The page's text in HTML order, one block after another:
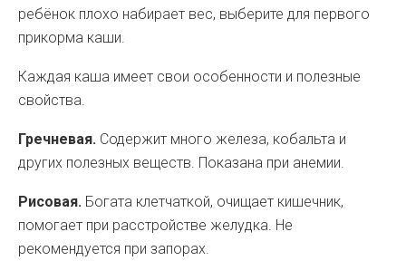
ребёнок плохо набирает вес, выберите для первого
прикорма каши.
Каждая каша имеет свои особенности и полезные
свойства.
Гречневая. Содержит много железа, кобальта и
других полезных веществ. Показана при анемии.
Рисовая. Богата клетчаткой, очищает кишечник,
помогает при расстройстве желудка. Не
рекомендуется при запорах.